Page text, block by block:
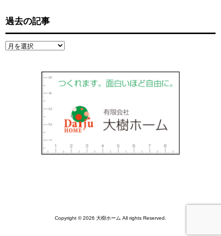
過去の記事
過
Copyright © 2026 大樹ホーム All rights Reserved.